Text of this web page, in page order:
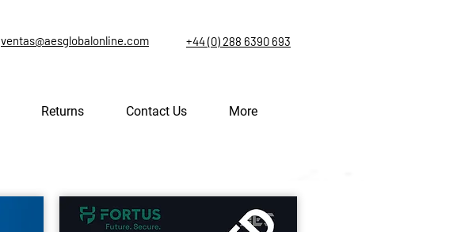
ventas@aesglobalonline.com +44 (0) 288 6390 693
Returns Contact Us More